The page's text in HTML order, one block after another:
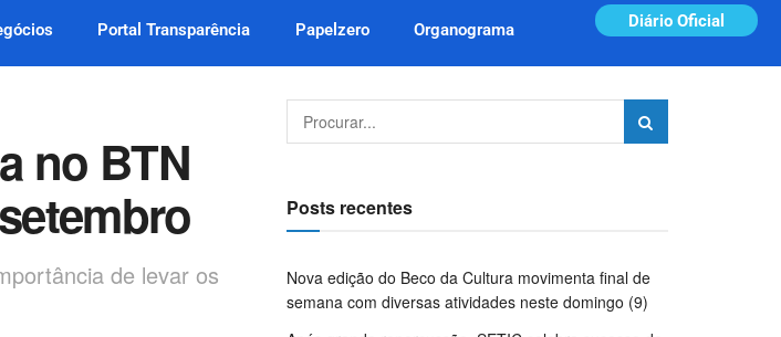
Portal Transparência Papelzero Organograma Diário Oficial
no BTN
de levar os
Posts recentes
Nova edição do Beco da Cultura movimenta final de
semana com diversas atividades neste domingo (9)